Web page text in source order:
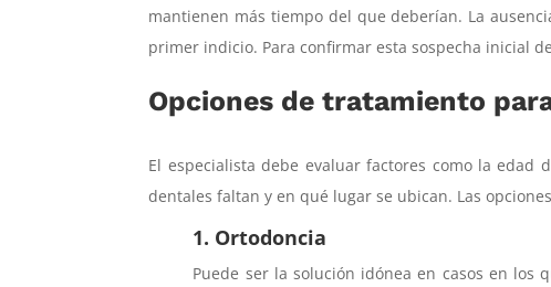
mantienen más tiempo del que deberían. La
primer indicio. Para confirmar esta sospecha inicial
Opciones de tratamiento
El especialista debe evaluar factores como la edad
dentales faltan y en qué lugar se ubican. Las
1. Ortodoncia
Puede ser la solución idónea en casos en los